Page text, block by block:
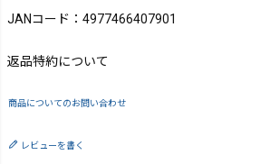
JANコード：4977466407901
返品特約について
商品についてのお問い合わせ
レビューを書く